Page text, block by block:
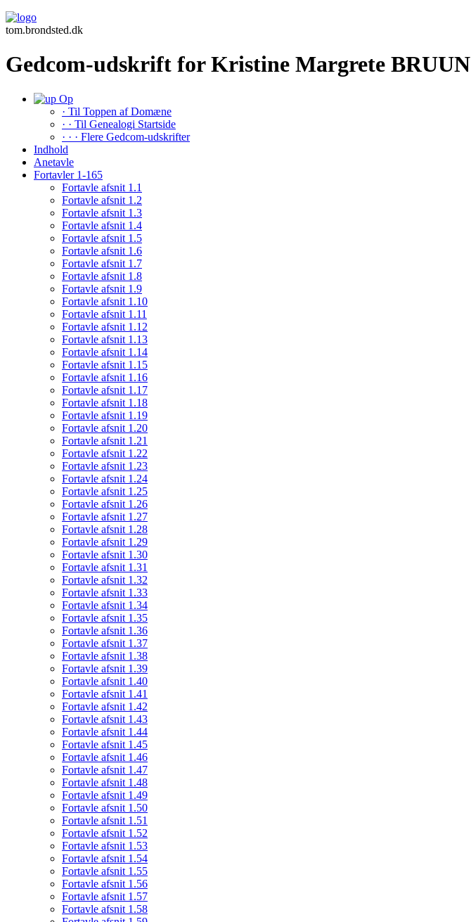
tom.brondsted.dk
Gedcom-udskrift for Kristine Margrete BRUUN
Op
· Til Toppen af Domæne
· · Til Genealogi Startside
· · · Flere Gedcom-udskrifter
Indhold
Anetavle
Fortavler 1-165
Fortavle afsnit 1.1
Fortavle afsnit 1.2
Fortavle afsnit 1.3
Fortavle afsnit 1.4
Fortavle afsnit 1.5
Fortavle afsnit 1.6
Fortavle afsnit 1.7
Fortavle afsnit 1.8
Fortavle afsnit 1.9
Fortavle afsnit 1.10
Fortavle afsnit 1.11
Fortavle afsnit 1.12
Fortavle afsnit 1.13
Fortavle afsnit 1.14
Fortavle afsnit 1.15
Fortavle afsnit 1.16
Fortavle afsnit 1.17
Fortavle afsnit 1.18
Fortavle afsnit 1.19
Fortavle afsnit 1.20
Fortavle afsnit 1.21
Fortavle afsnit 1.22
Fortavle afsnit 1.23
Fortavle afsnit 1.24
Fortavle afsnit 1.25
Fortavle afsnit 1.26
Fortavle afsnit 1.27
Fortavle afsnit 1.28
Fortavle afsnit 1.29
Fortavle afsnit 1.30
Fortavle afsnit 1.31
Fortavle afsnit 1.32
Fortavle afsnit 1.33
Fortavle afsnit 1.34
Fortavle afsnit 1.35
Fortavle afsnit 1.36
Fortavle afsnit 1.37
Fortavle afsnit 1.38
Fortavle afsnit 1.39
Fortavle afsnit 1.40
Fortavle afsnit 1.41
Fortavle afsnit 1.42
Fortavle afsnit 1.43
Fortavle afsnit 1.44
Fortavle afsnit 1.45
Fortavle afsnit 1.46
Fortavle afsnit 1.47
Fortavle afsnit 1.48
Fortavle afsnit 1.49
Fortavle afsnit 1.50
Fortavle afsnit 1.51
Fortavle afsnit 1.52
Fortavle afsnit 1.53
Fortavle afsnit 1.54
Fortavle afsnit 1.55
Fortavle afsnit 1.56
Fortavle afsnit 1.57
Fortavle afsnit 1.58